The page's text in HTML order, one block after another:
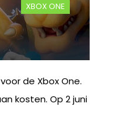
XBOX ONE
de Xbox One.
kosten. Op 2 juni